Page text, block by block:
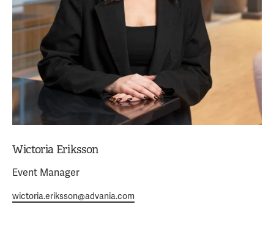
Wictoria Eriksson
Event Manager
wictoria.eriksson@advania.com